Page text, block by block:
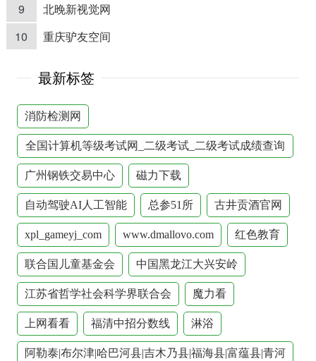
9
北晚新视觉网
10
重庆驴友空间
最新标签
消防检测网
全国计算机等级考试网_二级考试_二级考试成绩查询
_全国计算机等级考试网_计算机等级考试_二级考试_
计算机等级考试成绩
广州钢铁交易中心 磁力下载
自动驾驶AI人工智能 总参51所 古井贡酒官网
xpl_gameyj_com www.dmallovo.com 红色教育
联合国儿童基金会 中国黑龙江大兴安岭
江苏省哲学社会科学界联合会 魔力看
上网看看 福清中招分数线 淋浴
阿勒泰|布尔津|哈巴河县|吉木乃县|福海县|富蕴县|青河